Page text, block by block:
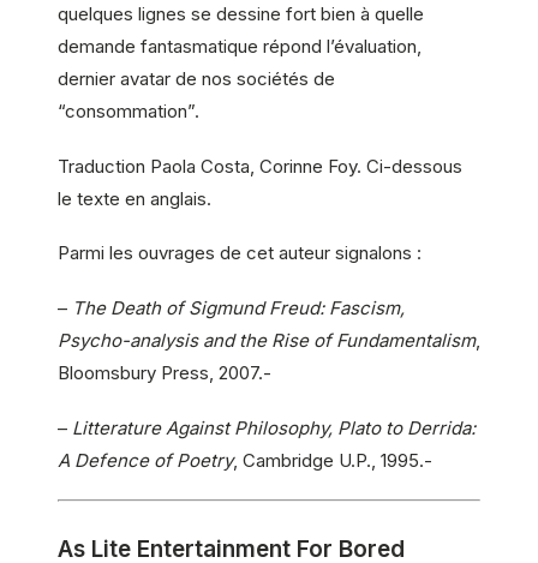
quelques lignes se dessine fort bien à quelle
demande fantasmatique répond l’évaluation,
dernier avatar de nos sociétés de
“consommation”.
Traduction Paola Costa, Corinne Foy. Ci-dessous
le texte en anglais.
Parmi les ouvrages de cet auteur signalons :
– The Death of Sigmund Freud: Fascism,
Psycho-analysis and the Rise of Fundamentalism,
Bloomsbury Press, 2007.-
– Litterature Against Philosophy, Plato to Derrida:
A Defence of Poetry, Cambridge U.P., 1995.-
As Lite Entertainment For Bored